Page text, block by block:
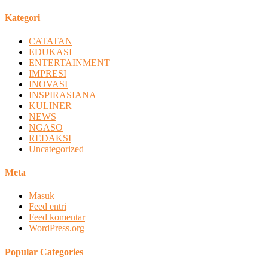
Kategori
CATATAN
EDUKASI
ENTERTAINMENT
IMPRESI
INOVASI
INSPIRASIANA
KULINER
NEWS
NGASO
REDAKSI
Uncategorized
Meta
Masuk
Feed entri
Feed komentar
WordPress.org
Popular Categories